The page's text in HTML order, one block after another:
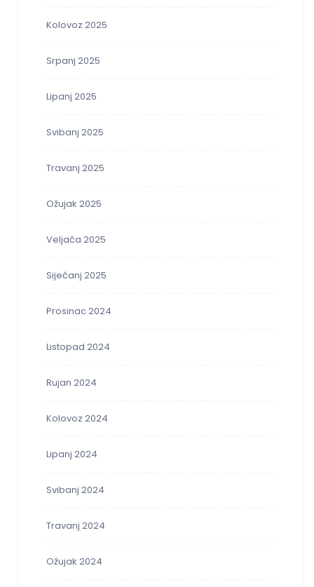
Kolovoz 2025
Srpanj 2025
Lipanj 2025
Svibanj 2025
Travanj 2025
Ožujak 2025
Veljača 2025
Siječanj 2025
Prosinac 2024
Listopad 2024
Rujan 2024
Kolovoz 2024
Lipanj 2024
Svibanj 2024
Travanj 2024
Ožujak 2024